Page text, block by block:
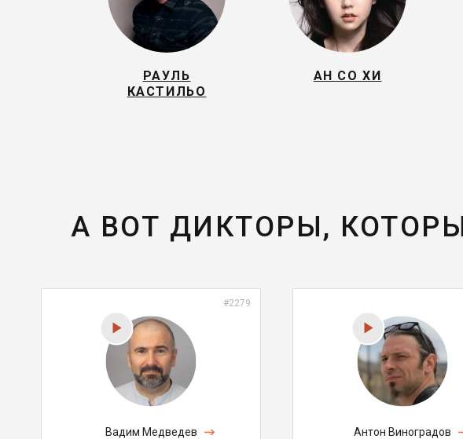
РАУЛЬ
КАСТИЛЬО
АН СО ХИ
А ВОТ ДИКТОРЫ,
#2279
Вадим Медведев Антон Виноградов